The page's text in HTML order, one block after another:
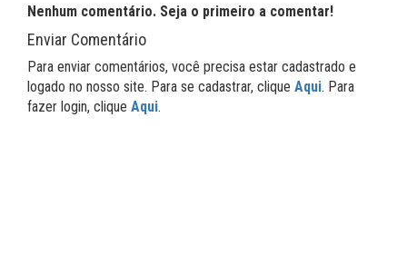
Nenhum comentário. Seja o primeiro a comentar!
Enviar Comentário
Para enviar comentários, você precisa estar cadastrado e
logado no nosso site. Para se cadastrar, clique Aqui. Para
fazer login, clique Aqui.